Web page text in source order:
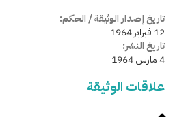
تاريخ إصدار الوثيقة / الحكم:
12 فبراير 1964
تاريخ النشر:
4 مارس 1964
علاقات الوثيقة